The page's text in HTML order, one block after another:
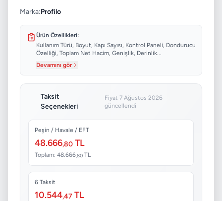
Marka:Profilo
Ürün Özellikleri:
Kullanım Türü, Boyut, Kapı Sayısı, Kontrol Paneli, Dondurucu
Özelliği, Toplam Net Hacim, Genişlik, Derinlik...
Devamını gör
Taksit
Seçenekleri
Fiyat 7 Ağustos 2026
güncellendi
Peşin / Havale / EFT
48.666,80 TL
Toplam: 48.666,80 TL
6 Taksit
10.544,47 TL